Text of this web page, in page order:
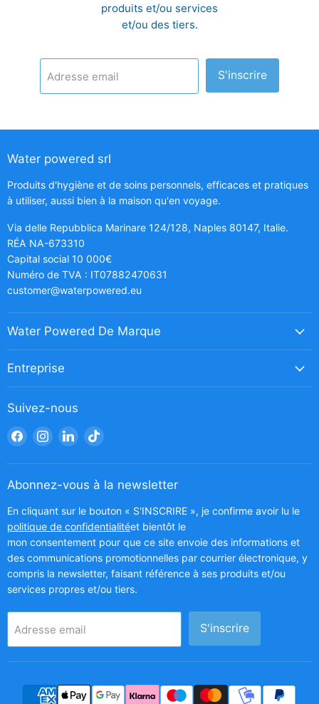
produits et/ou services
et/ou des tiers.
Adresse email S'inscrire
Water powered srl
Produits d'hygiène et de soins personnels, efficaces et pratiques
à utiliser, aussi bien à la maison qu'en voyage.
Via delle Repubblica Marinare 124/128, Naples 80147, Italie.
RÉA NA-673310
Capital social 10 000€
Numéro de TVA : IT07882470631
customer@waterpowered.eu
Water Powered De Marque
Entreprise
Suivez-nous
Trouvez-
nous
sur
Facebook
Trouvez-
nous
sur
Instagram
Trouvez-
nous
sur
LinkedIn
Trouvez-
sur
TikTok
Abonnez-vous à la newsletter
En cliquant sur le bouton « S'INSCRIRE », je confirme avoir lu le
politique de confidentialitéet bientôt le
mon consentement pour que ce site envoie des informations et
des communications promotionnelles par courrier électronique, y
compris la newsletter, faisant référence à ses produits et/ou
services propres et/ou tiers.
Adresse email S'inscrire